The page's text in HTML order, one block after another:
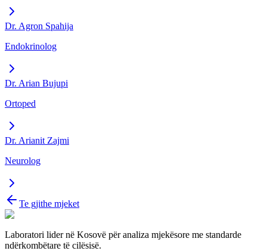
Dr. Agron Spahija
Endokrinolog
Dr. Arian Bujupi
Ortoped
Dr. Arianit Zajmi
Neurolog
Te gjithe mjeket
Laboratori lider në Kosovë për analiza mjekësore me standarde
ndërkombëtare të cilësisë.